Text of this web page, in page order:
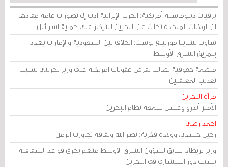
برقيات دبلوماسية أمريكية: الحرب الإيرانية أدت إلى تصورات عامة مفادها
أن الولايات المتحدة تخلت عن البحرين للتركيز على حماية إسرائيل
ساوث تشاينا مورنينغ بوست: الخلاف بين السعودية والإمارات يهدد
بتمزيق الشرق الأوسط
منظمة حقوقية تطالب بفرض عقوبات أمريكية على وزير بحريني بسبب
تعذيب المعتقلين
مرآة البحرين
الأمير أندرو وغسل سمعة نظام البحرين
أحمد رضي
رحيل جسدي، وولادة فكرية: نصر الله وثقافة تجاوزت الزمن
وزير بريطاني سابق لشؤون الشرق الأوسط متهم بخرق قواعد الشفافية
بسبب دور استشاري في البحرين